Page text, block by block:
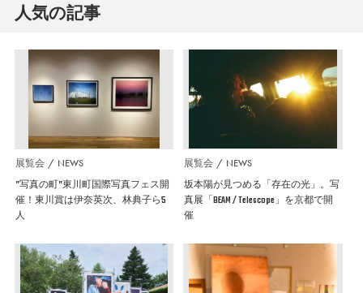
人気の記事
展覧会 NEWS
”写真の町”東川町国際写真フェス開
催！東川賞は伊奈英次、林典子ら5
人
展覧会 NEWS
坂本陽が見つめる「存在の光」。写
真展「BEAM / Telescope」を京都で開
催